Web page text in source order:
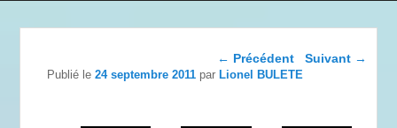
Navigation dans les
← Précédent Suivant →
Publié le24 septembre 2011 parLionel BULETE